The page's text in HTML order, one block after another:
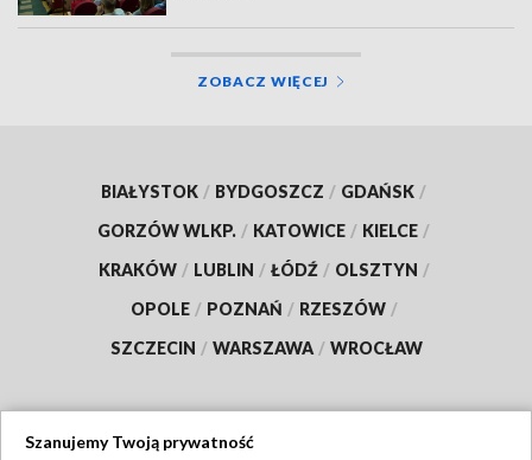
ZOBACZ WIĘCEJ
BIAŁYSTOK / BYDGOSZCZ / GDAŃSK /
GORZÓW WLKP. / KATOWICE / KIELCE /
KRAKÓW / LUBLIN / ŁÓDŹ / OLSZTYN /
OPOLE / POZNAŃ / RZESZÓW /
SZCZECIN / WARSZAWA / WROCŁAW
Szanujemy Twoją prywatność